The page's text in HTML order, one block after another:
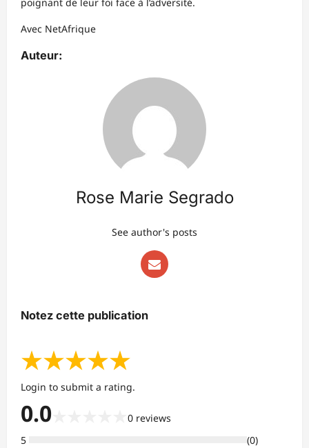
Avec NetAfrique
Auteur:
Rose Marie Segrado
See author's posts
Notez cette publication
★★★★★
Login to submit a rating.
0.0 0 reviews
5
(0)